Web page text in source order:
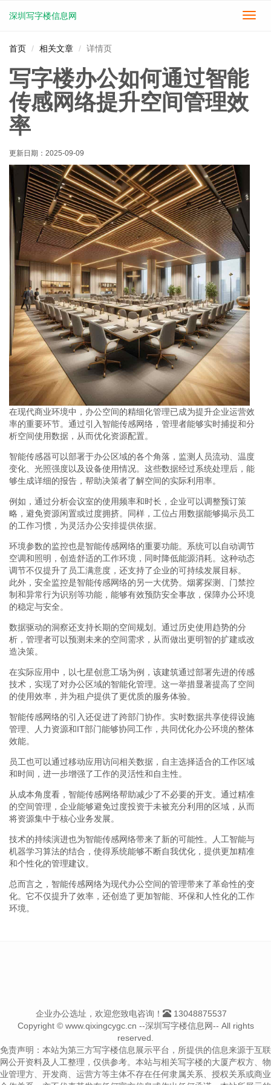
切
深圳写字楼信息网
首页 相关文章 详情页
写字楼办公如何通过智能
传感网络提升空间管理效
率
更新日期： 2025-09-09
在现代商业环境中，办公空间的精细化管理已成为提升企业运营效
率的重要环节。通过引入智能传感网络，管理者能够实时捕捉和分
析空间使用数据，从而优化资源配置。
智能传感器可以部署于办公区域的各个角落，监测人员流动、温度
变化、光照强度以及设备使用情况。这些数据经过系统处理后，能
够生成详细的报告，帮助决策者了解空间的实际利用率。
例如，通过分析会议室的使用频率和时长，企业可以调整预订策
略，避免资源闲置或过度拥挤。同样，工位占用数据能够揭示员工
的工作习惯，为灵活办公安排提供依据。
环境参数的监控也是智能传感网络的重要功能。系统可以自动调节
空调和照明，创造舒适的工作环境，同时降低能源消耗。这种动态
调节不仅提升了员工满意度，还支持了企业的可持续发展目标。
此外，安全监控是智能传感网络的另一大优势。烟雾探测、门禁控
制和异常行为识别等功能，能够有效预防安全事故，保障办公环境
的稳定与安全。
数据驱动的洞察还支持长期的空间规划。通过历史使用趋势的分
析，管理者可以预测未来的空间需求，从而做出更明智的扩建或改
造决策。
在实际应用中，以七星创意工场为例，该建筑通过部署先进的传感
技术，实现了对办公区域的智能化管理。这一举措显著提高了空间
的使用效率，并为租户提供了更优质的服务体验。
智能传感网络的引入还促进了跨部门协作。实时数据共享使得设施
管理、人力资源和IT部门能够协同工作，共同优化办公环境的整体
效能。
员工也可以通过移动应用访问相关数据，自主选择适合的工作区域
和时间，进一步增强了工作的灵活性和自主性。
从成本角度看，智能传感网络帮助减少了不必要的开支。通过精准
的空间管理，企业能够避免过度投资于未被充分利用的区域，从而
将资源集中于核心业务发展。
技术的持续演进也为智能传感网络带来了新的可能性。人工智能与
机器学习算法的结合，使得系统能够不断自我优化，提供更加精准
和个性化的管理建议。
总而言之，智能传感网络为现代办公空间的管理带来了革命性的变
化。它不仅提升了效率，还创造了更加智能、环保和人性化的工作
环境。
企业办公选址，欢迎您致电咨询！
13048875537
Copyright © www.qixingcygc.cn --深圳写字楼信息网-- All rights
reserved.
免责声明：本站为第三方写字楼信息展示平台，所提供的信息来源于互联
网公开资料及人工整理，仅供参考。本站与相关写字楼的大厦产权方、物
业管理方、开发商、运营方等主体不存在任何隶属关系、授权关系或商业